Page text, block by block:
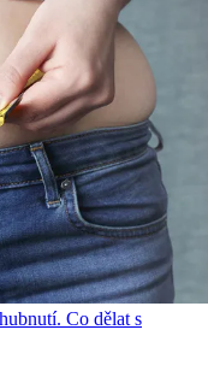
Co dělat s